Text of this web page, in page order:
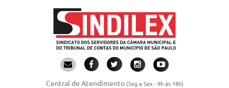
Central de Atendimento (Seg a Sex - 9h às 18h)